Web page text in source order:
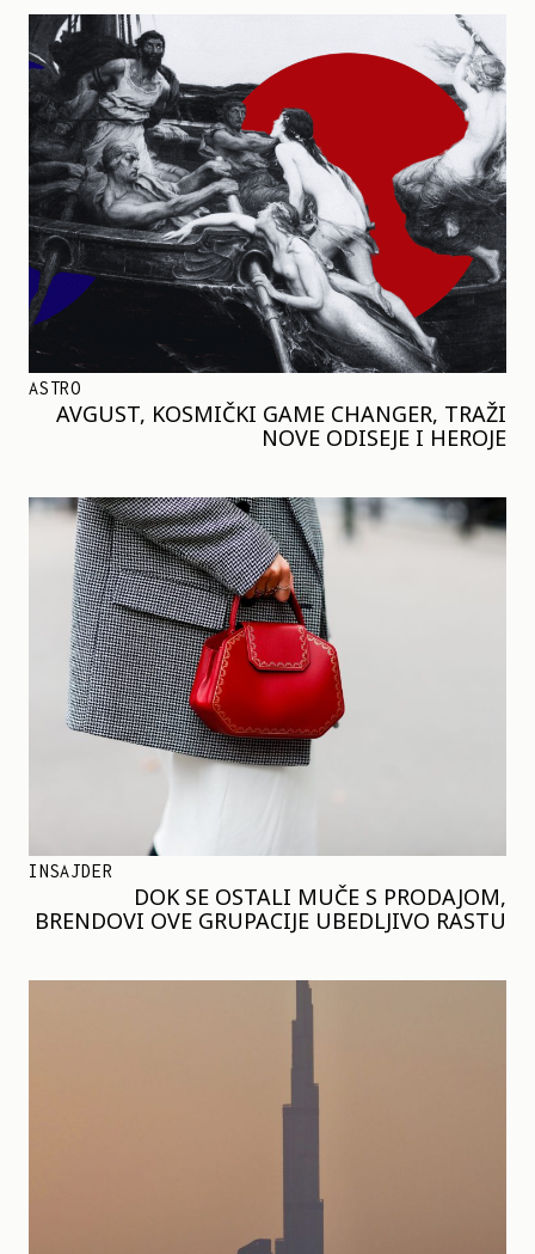
ASTRO
AVGUST, KOSMIČKI GAME CHANGER, TRAŽI
NOVE ODISEJE I HEROJE
INSAJDER
DOK SE OSTALI MUČE S PRODAJOM,
BRENDOVI OVE GRUPACIJE UBEDLJIVO RASTU